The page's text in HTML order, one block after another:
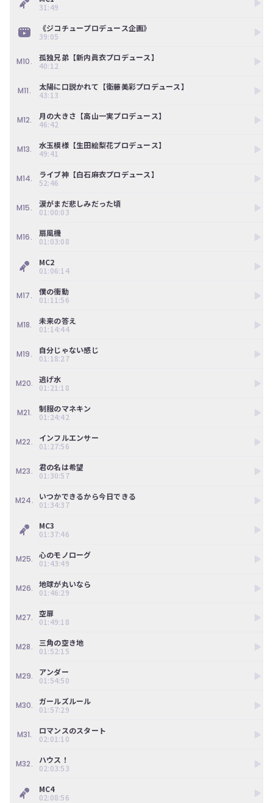
31:49
《ジコチュープロデュース企画》
39:05
M10.
孤独兄弟【新内眞衣プロデュース】
40:12
M11.
太陽に口説かれて【衛藤美彩プロデュース】
43:13
M12.
月の大きさ【高山一実プロデュース】
46:42
M13.
水玉模様【生田絵梨花プロデュース】
49:41
M14.
ライブ神【白石麻衣プロデュース】
52:46
M15.
涙がまだ悲しみだった頃
01:00:03
M16.
扇風機
01:03:08
MC2
01:06:14
M17.
僕の衝動
01:11:56
M18.
未来の答え
01:14:44
M19.
自分じゃない感じ
01:18:27
M20.
逃げ水
01:21:18
M21.
制服のマネキン
01:24:42
M22.
インフルエンサー
01:27:56
M23.
君の名は希望
01:30:57
M24.
いつかできるから今日できる
01:34:37
MC3
01:37:46
M25.
心のモノローグ
01:43:49
M26.
地球が丸いなら
01:46:29
M27.
空扉
01:49:18
M28.
三角の空き地
01:52:15
M29.
アンダー
01:54:50
M30.
ガールズルール
01:57:29
M31.
ロマンスのスタート
02:01:10
M32.
ハウス！
02:03:53
MC4
02:08:56